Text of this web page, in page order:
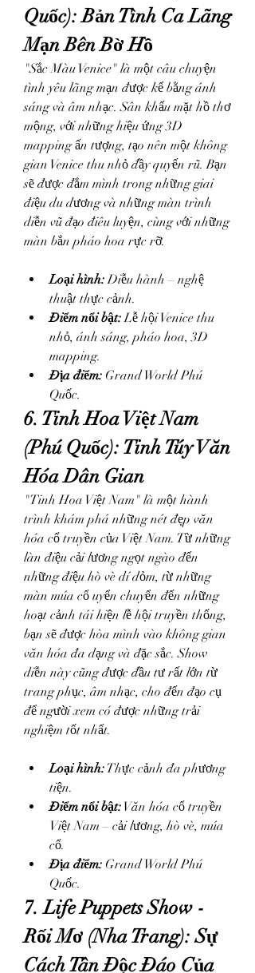
Quốc): Bản Tình Ca Lãng
Mạn Bên Bờ Hồ
"Sắc Màu Venice" là một câu chuyện
tình yêu lãng mạn được kể bằng ánh
sáng và âm nhạc. Sân khấu mặt hồ thơ
mộng, với những hiệu ứng 3D
mapping ấn tượng, tạo nên một không
gian Venice thu nhỏ đầy quyến rũ. Bạn
sẽ được đắm mình trong những giai
điệu du dương và những màn trình
diễn vũ đạo điêu luyện, cùng với những
màn bắn pháo hoa rực rỡ.
Loại hình: Diễu hành – nghệ
thuật thực cảnh.
Điểm nổi bật: Lễ hội Venice thu
nhỏ, ánh sáng, pháo hoa, 3D
mapping.
Địa điểm: Grand World Phú
Quốc.
6. Tinh Hoa Việt Nam
(Phú Quốc): Tinh Túy Văn
Hóa Dân Gian
"Tinh Hoa Việt Nam" là một hành
trình khám phá những nét đẹp văn
hóa cổ truyền của Việt Nam. Từ những
làn điệu cải lương ngọt ngào đến
những điệu hò vè dí dỏm, từ những
màn múa cổ uyển chuyển đến những
hoạt cảnh tái hiện lễ hội truyền thống,
bạn sẽ được hòa mình vào không gian
văn hóa đa dạng và đặc sắc. Show
diễn này cũng được đầu tư rất lớn từ
trang phục, âm nhạc, cho đến đạo cụ
để người xem có được những trải
nghiệm tốt nhất.
Loại hình: Thực cảnh đa phương
tiện.
Điểm nổi bật: Văn hóa cổ truyền
Việt Nam – cải lương, hò vè, múa
cổ.
Địa điểm: Grand World Phú
Quốc.
7. Life Puppets Show -
Rối Mơ (Nha Trang): Sự
Cách Tân Độc Đáo Của